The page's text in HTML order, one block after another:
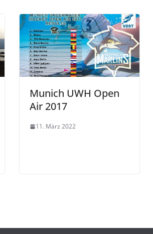
Munich UWH Open
Air 2017
11. März 2022